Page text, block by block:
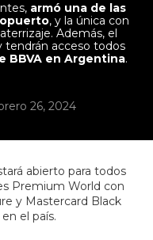
armó una de las
, y la única con
Además, el
tendrán acceso todos
BBVA en Argentina.
26, 2024
abierto para todos
Premium World con
y Mastercard Black
el país.